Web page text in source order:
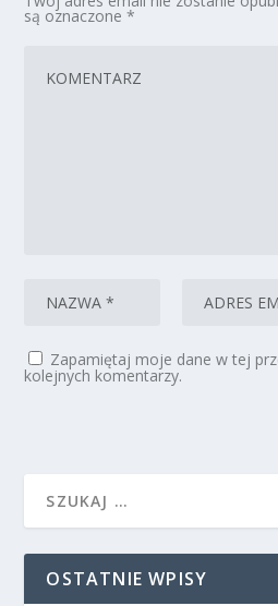
są oznaczone*
Zapamiętaj moje dane w tej
kolejnych komentarzy.
OSTATNIE WPISY